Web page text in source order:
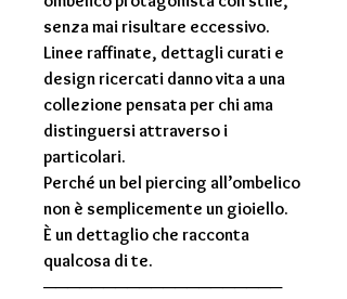
senza mai risultare eccessivo.
Linee raffinate, dettagli curati e
design ricercati danno vita a una
collezione pensata per chi ama
distinguersi attraverso i
particolari.
Perché un bel piercing all’ombelico
non è semplicemente un gioiello.
È un dettaglio che racconta
qualcosa di te.
────────────────────